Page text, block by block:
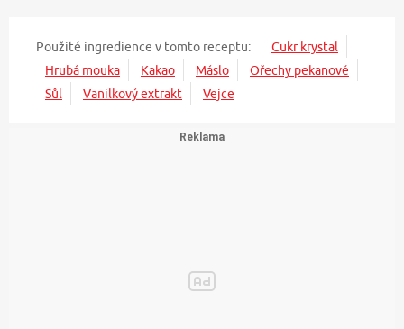
Použité ingredience v tomto receptu:
Cukr krystal
Hrubá mouka
Kakao Máslo
Ořechy pekanové
Sůl
Vanilkový extrakt Vejce